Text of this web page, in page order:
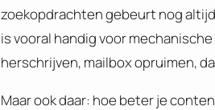
zoekopdrachten gebeurt nog altijd
is vooral handig voor
herschrijven, mailbox opruimen,
Maar ook daar: hoe beter je